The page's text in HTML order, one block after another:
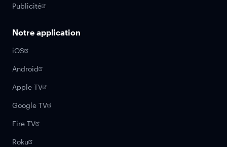
Publicité
Notre application
iOS
Android
Apple TV
Google TV
Fire TV
Roku